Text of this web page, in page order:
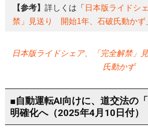
【参考】 詳しくは「 日本版ライドシ
禁」見送り 開始1年、石破氏動かず
日本版ライドシェア、「完全解禁
氏動かず
■自動運転AI向けに、道交法の
明確化へ（2025年4月10日付）